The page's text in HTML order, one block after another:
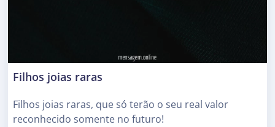
Filhos joias raras
Filhos joias raras, que só terão o seu real valor
reconhecido somente no futuro!